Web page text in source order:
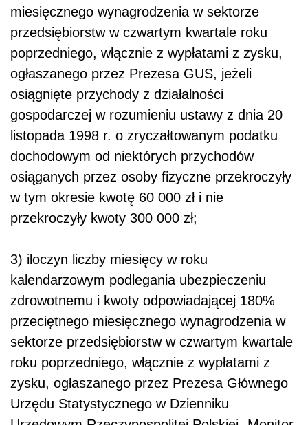
miesięcznego wynagrodzenia w sektorze
przedsiębiorstw w czwartym kwartale roku
poprzedniego, włącznie z wypłatami z zysku,
ogłaszanego przez Prezesa GUS, jeżeli
osiągnięte przychody z działalności
gospodarczej w rozumieniu ustawy z dnia 20
listopada 1998 r. o zryczałtowanym podatku
dochodowym od niektórych przychodów
osiąganych przez osoby fizyczne przekroczyły
w tym okresie kwotę 60 000 zł i nie
przekroczyły kwoty 300 000 zł;
3) iloczyn liczby miesięcy w roku
kalendarzowym podlegania ubezpieczeniu
zdrowotnemu i kwoty odpowiadającej 180%
przeciętnego miesięcznego wynagrodzenia w
sektorze przedsiębiorstw w czwartym kwartale
roku poprzedniego, włącznie z wypłatami z
zysku, ogłaszanego przez Prezesa Głównego
Urzędu Statystycznego w Dzienniku